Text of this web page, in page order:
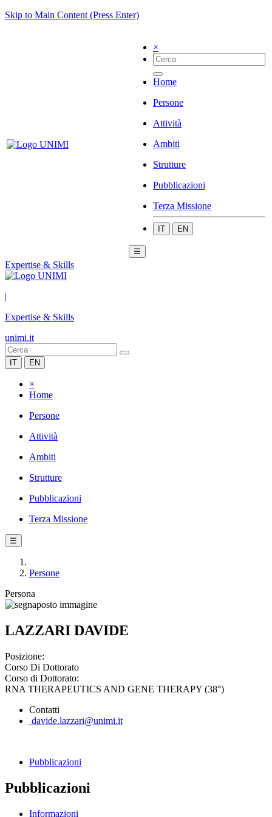
Skip to Main Content (Press Enter)
×
Home
Persone
Attività
Ambiti
Strutture
Pubblicazioni
Terza Missione
IT EN
☰
Expertise & Skills
|
Expertise & Skills
unimi.it
IT EN
×
Home
Persone
Attività
Ambiti
Strutture
Pubblicazioni
Terza Missione
☰
Persone
Persona
LAZZARI DAVIDE
Posizione:
Corso Di Dottorato
Corso di Dottorato:
RNA THERAPEUTICS AND GENE THERAPY (38°)
Contatti
davide.lazzari@unimi.it
Pubblicazioni
Pubblicazioni
Informazioni